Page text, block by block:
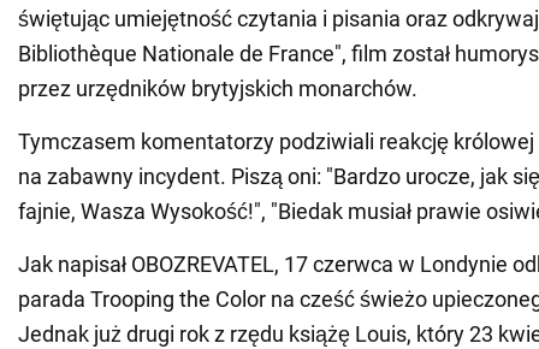
świętując umiejętność czytania i pisania oraz
Bibliothèque Nationale de France", film został
przez urzędników brytyjskich monarchów.
Tymczasem komentatorzy podziwiali reakcję
na zabawny incydent. Piszą oni: "Bardzo urocze, jak
fajnie, Wasza Wysokość!", "Biedak musiał prawie
Jak napisał OBOZREVATEL, 17 czerwca w Londynie
parada Trooping the Color na cześć świeżo
Jednak już drugi rok z rzędu książę Louis, który 23